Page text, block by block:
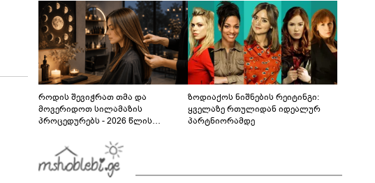
როდის შევიჭრათ თმა და
მოვერიდოთ სილამაზის
პროცედურებს - 2026 წლის
გზამკვლევი
ზოდიაქოს ნიშნების რეიტინგი:
ყველაზე რთულიდან იდეალურ
პარტნიორამდე